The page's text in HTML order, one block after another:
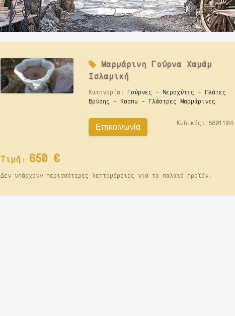
Μαρμάρινη Γούρνα Χαμάμ
Ισλαμική
Κατηγορία: Γούρνες - Νεροχύτες - Πλάτες
Βρύσης - Κασπω - Γλάστρες Μαρμάρινες
Κωδικός: 5801104
Επικοινωνία
Τιμή: 650€
Δεν υπάρχουν περισσότερες λεπτομέρειες για το παλαιό προϊόν.